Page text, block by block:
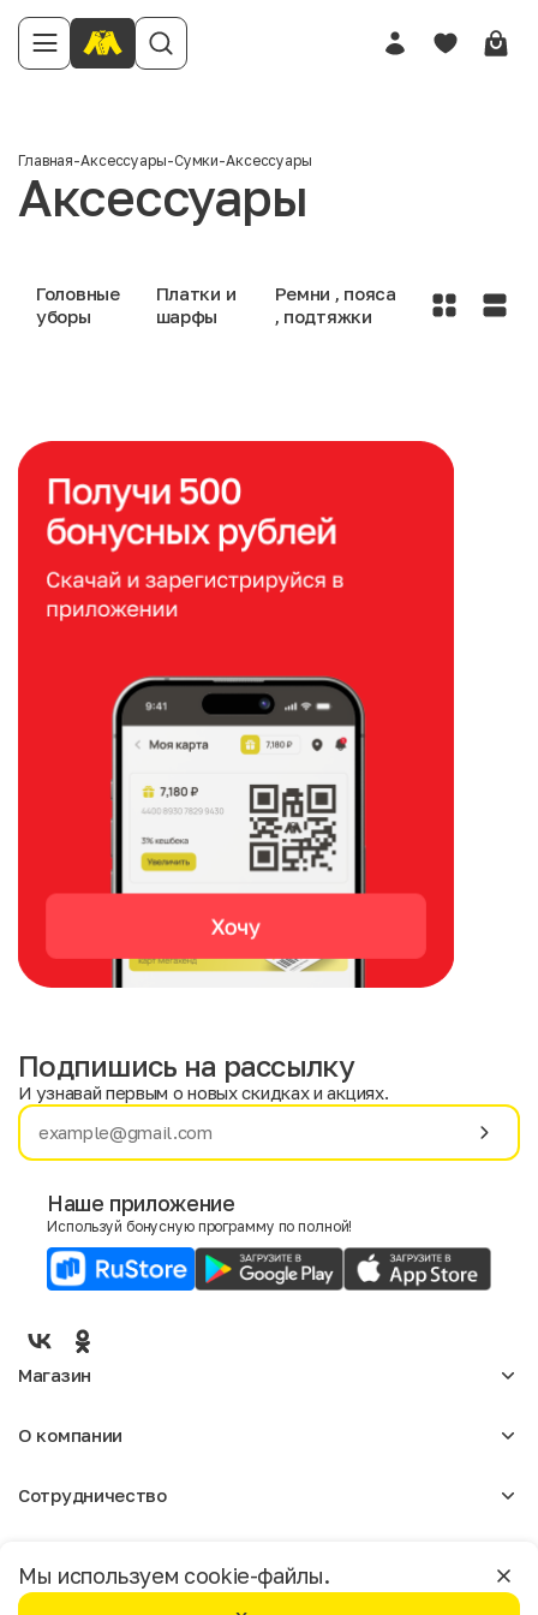
Главная-Аксессуары-Сумки-Аксессуары
Аксессуары
Головные
уборы
Платки и
шарфы
Ремни , пояса
, подтяжки
Имя
E-mail
Пол
Мужской
Мы используем cookie-файлы.
Москва
Подпишись на рассылку
И узнавай первым о новых скидках и акциях.
Наше приложение
Используй бонусную программу по полной!
Магазин
Мужское
О компании
Отзывы
Магазины
Сотрудничество
Реклама
Доставка и оплата
Бонусная программа